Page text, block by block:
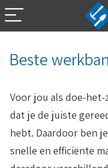
Beste
Voor jou als doe-
dat je de juiste
hebt. Daardoor ben
snelle en efficiënte